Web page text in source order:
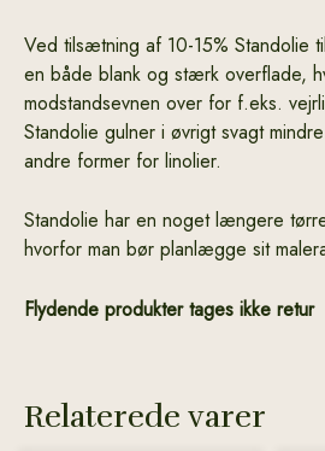
Ved tilsætning af 10-15% Standolie
en både blank og stærk overflade,
modstandsevnen over for f.eks.
Standolie gulner i øvrigt svagt
andre former for linolier.
Standolie har en noget længere
hvorfor man bør planlægge sit
Flydende produkter tages ikke retur
Relaterede varer